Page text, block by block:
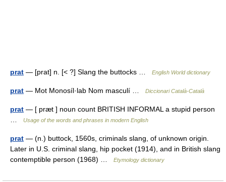
prat — [prat] n. [< ?] Slang the buttocks … English World dictionary
prat — Mot Monosíl·lab Nom masculí … Diccionari Català-Català
prat — [ præt ] noun count BRITISH INFORMAL a stupid person
Usage of the words and phrases in modern English
prat — (n.) buttock, 1560s, criminals slang, of unknown origin.
Later in U.S. criminal slang, hip pocket (1914), and in British slang
contemptible person (1968) …
Etymology dictionary